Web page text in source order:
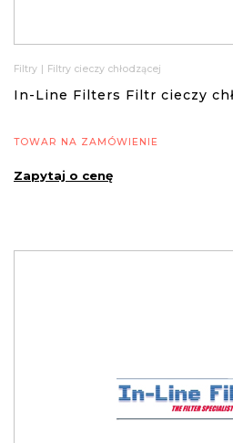
Filtry | Filtry cieczy chłodzącej
In-Line Filters Filtr cieczy
TOWAR NA ZAMÓWIENIE
Zapytaj o cenę